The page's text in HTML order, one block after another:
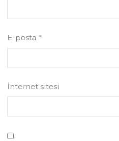
E-posta *
İnternet sitesi